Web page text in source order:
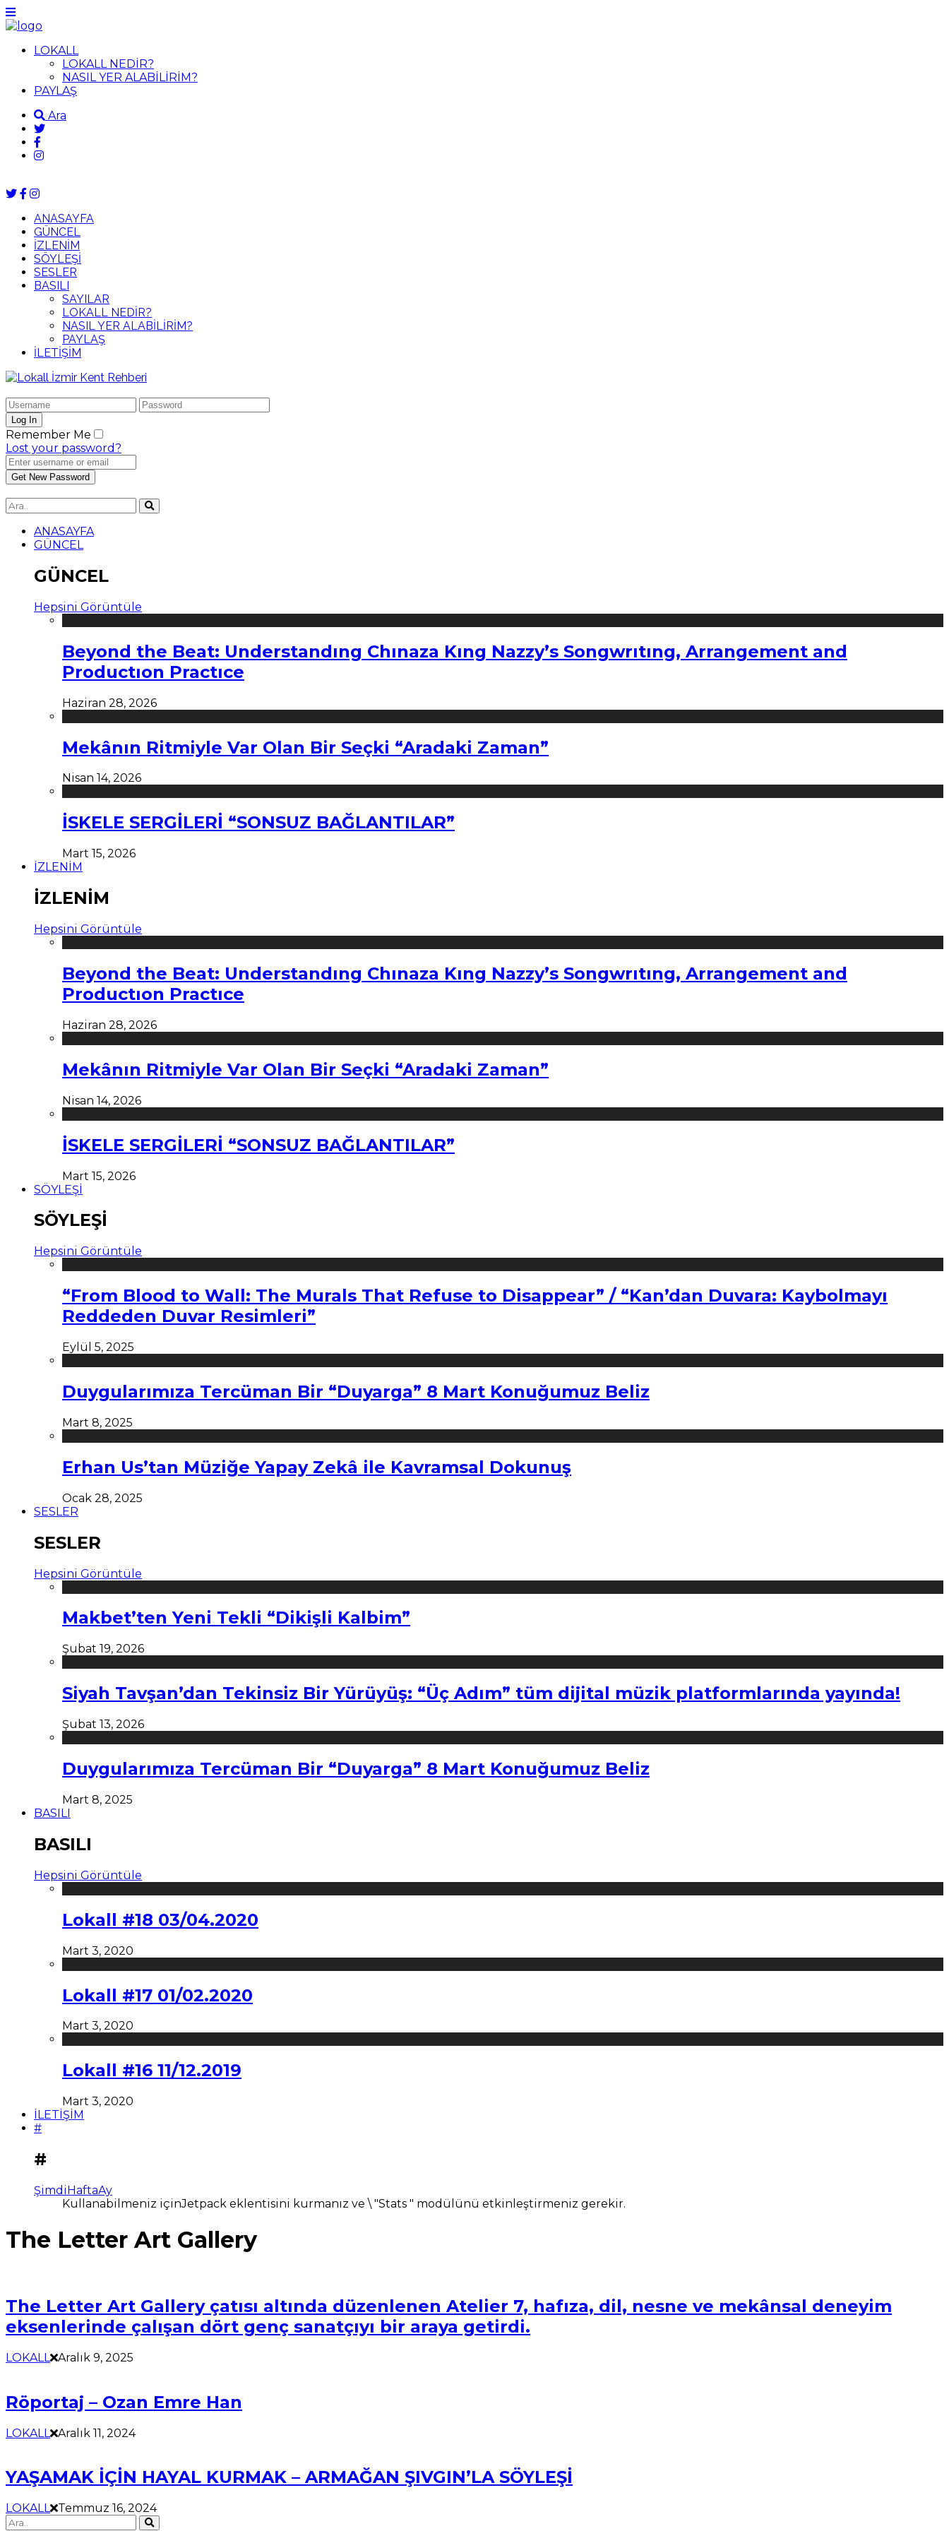
LOKALL
LOKALL NEDİR?
NASIL YER ALABİLİRİM?
PAYLAŞ
Ara
ANASAYFA
GÜNCEL
İZLENİM
SÖYLEŞİ
SESLER
BASILI
SAYILAR
LOKALL NEDİR?
NASIL YER ALABİLİRİM?
PAYLAŞ
İLETİŞİM
Remember Me
Lost your password?
ANASAYFA
GÜNCEL
GÜNCEL
Hepsini Görüntüle
Beyond the Beat: Understandıng Chınaza Kıng Nazzy’s Songwrıtıng, Arrangement and
Productıon Practıce
Haziran 28, 2026
Mekânın Ritmiyle Var Olan Bir Seçki “Aradaki Zaman”
Nisan 14, 2026
İSKELE SERGİLERİ “SONSUZ BAĞLANTILAR”
Mart 15, 2026
İZLENİM
İZLENİM
Hepsini Görüntüle
Beyond the Beat: Understandıng Chınaza Kıng Nazzy’s Songwrıtıng, Arrangement and
Productıon Practıce
Haziran 28, 2026
Mekânın Ritmiyle Var Olan Bir Seçki “Aradaki Zaman”
Nisan 14, 2026
İSKELE SERGİLERİ “SONSUZ BAĞLANTILAR”
Mart 15, 2026
SÖYLEŞİ
SÖYLEŞİ
Hepsini Görüntüle
“From Blood to Wall: The Murals That Refuse to Disappear” / “Kan’dan Duvara: Kaybolmayı
Reddeden Duvar Resimleri”
Eylül 5, 2025
Duygularımıza Tercüman Bir “Duyarga” 8 Mart Konuğumuz Beliz
Mart 8, 2025
Erhan Us’tan Müziğe Yapay Zekâ ile Kavramsal Dokunuş
Ocak 28, 2025
SESLER
SESLER
Hepsini Görüntüle
Makbet’ten Yeni Tekli “Dikişli Kalbim”
Şubat 19, 2026
Siyah Tavşan’dan Tekinsiz Bir Yürüyüş: “Üç Adım” tüm dijital müzik platformlarında yayında!
Şubat 13, 2026
Duygularımıza Tercüman Bir “Duyarga” 8 Mart Konuğumuz Beliz
Mart 8, 2025
BASILI
BASILI
Hepsini Görüntüle
Lokall #18 03/04.2020
Mart 3, 2020
Lokall #17 01/02.2020
Mart 3, 2020
Lokall #16 11/12.2019
Mart 3, 2020
İLETİŞİM
#
#
ŞimdiHaftaAy
Kullanabilmeniz içinJetpack eklentisini kurmanız ve \ "Stats " modülünü etkinleştirmeniz gerekir.
The Letter Art Gallery
The Letter Art Gallery çatısı altında düzenlenen Atelier 7, hafıza, dil, nesne ve mekânsal deneyim
eksenlerinde çalışan dört genç sanatçıyı bir araya getirdi.
LOKALL Aralık 9, 2025
Röportaj – Ozan Emre Han
LOKALL Aralık 11, 2024
YAŞAMAK İÇİN HAYAL KURMAK – ARMAĞAN ŞIVGIN’LA SÖYLEŞİ
LOKALL Temmuz 16, 2024